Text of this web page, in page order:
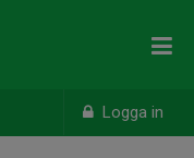
Logga in